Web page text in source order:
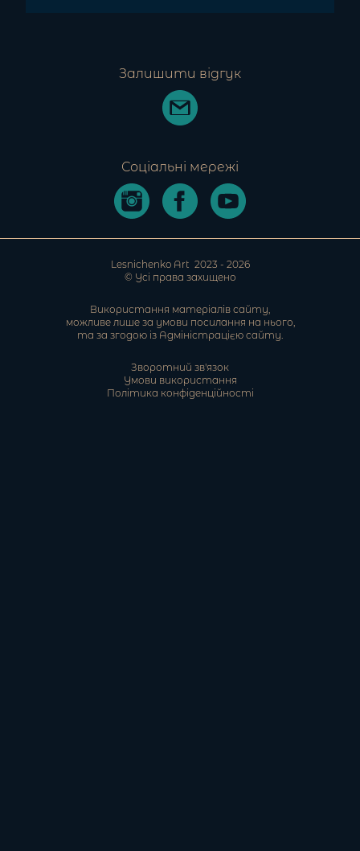
Залишити відгук
Соціальні мережі
Lesnichenko Art 2023 - 2026
© Усі права захищено
Використання матеріалів сайту,
можливе лише за умови посилання на нього,
та за згодою із Адміністрацією cайту.
Зворотний зв'язок
Умови використання
Політика конфіденційності